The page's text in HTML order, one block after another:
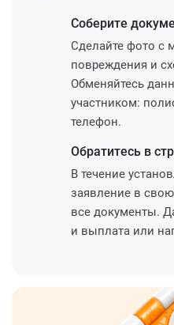
Соберите
Сделайте фото с
повреждения и
Обменяйтесь
участником:
телефон.
Обратитесь в
В течение
заявление в
все документы.
и выплата или